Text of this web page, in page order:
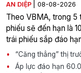
AN DIỆP 08-08-2026
Theo VBMA, trong 5
phiếu sẽ đến hạn là
trái phiếu sắp đáo
“Căng thẳng” thị
Áp lực đáo hạn